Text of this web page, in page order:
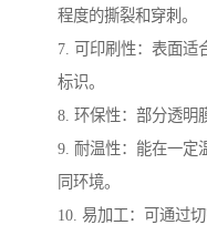
程度的撕裂和穿刺。
7. 可印刷性：表面适
标识。
8. 环保性：部分透明
9. 耐温性：能在一定
同环境。
10. 易加工：可通过